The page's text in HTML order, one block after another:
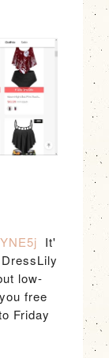
It'
low-
free
Friday